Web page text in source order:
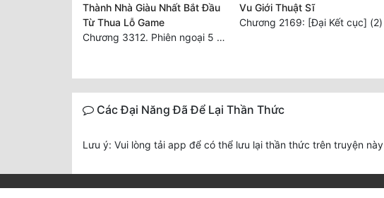
Thành Nhà Giàu Nhất Bắt Đầu
Từ Thua Lỗ Game
Chương 3312. Phiên ngoại 5 – Tựa game này cũng ra gì đấy! (2)
Vu Giới Thuật Sĩ
Chương 2169: [Đại Kết cục] (2)
Các Đại Năng Đã Để Lại Thần Thức
Lưu ý: Vui lòng tải app để có thể lưu lại thần thức trên truyện này